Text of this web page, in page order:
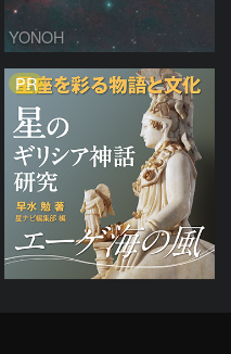
YONOH
PR